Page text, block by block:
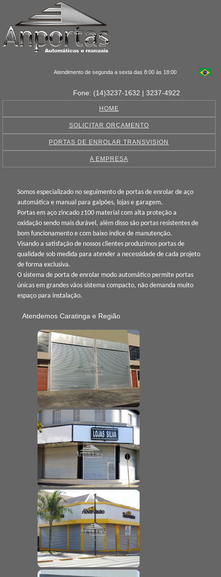
Atendimento de segunda a sexta das 8:00 às 18:00
Fone: (14)3237-1632 | 3237-4922
HOME
SOLICITAR ORÇAMENTO
PORTAS DE ENROLAR TRANSVISION
A EMPRESA
Somos especializado no seguimento de portas de enrolar de aço
automática e manual para galpões, lojas e garagem.
Portas em aço zincado z100 material com alta proteção a
oxidação sendo mais durável, além disso são portas resistentes de
bom funcionamento e com baixo índice de manutenção.
Visando a satisfação de nossos clientes produzimos portas de
qualidade sob medida para atender a necessidade de cada projeto
de forma exclusiva.
O sistema de porta de enrolar modo automático permite portas
únicas em grandes vãos sistema compacto, não demanda muito
espaço para instalação.
Atendemos Caratinga e Região